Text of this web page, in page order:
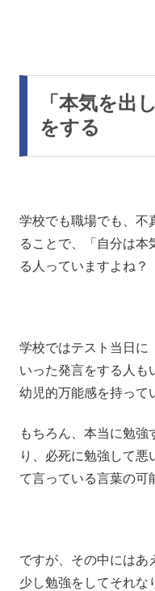
「本気を出
をする
学校でも職場でも、不
ることで、「自分は本
る人っていますよね？
学校ではテスト当日に
いった発言をする人も
幼児的万能感を持って
もちろん、本当に勉強
り、必死に勉強して悪
て言っている言葉の可
ですが、その中にはあ
少し勉強をしてそれな